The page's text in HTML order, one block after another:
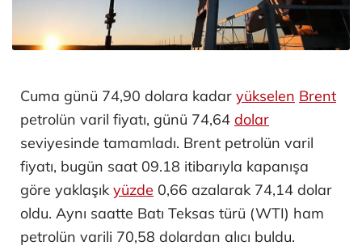
Cuma günü 74,90 dolara kadar yükselen Brent
petrolün varil fiyatı, günü 74,64 dolar
seviyesinde tamamladı. Brent petrolün varil
fiyatı, bugün saat 09.18 itibarıyla kapanışa
göre yaklaşık yüzde 0,66 azalarak 74,14 dolar
oldu. Aynı saatte Batı Teksas türü (WTI) ham
petrolün varili 70,58 dolardan alıcı buldu.